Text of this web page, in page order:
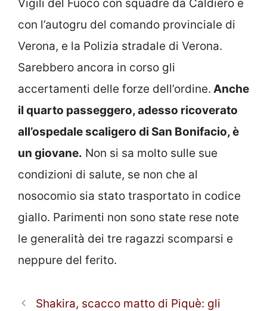
Vigili del Fuoco con squadre da Caldiero e
con l’autogru del comando provinciale di
Verona, e la Polizia stradale di Verona.
Sarebbero ancora in corso gli
accertamenti delle forze dell’ordine. Anche
il quarto passeggero, adesso ricoverato
all’ospedale scaligero di San Bonifacio, è
un giovane. Non si sa molto sulle sue
condizioni di salute, se non che al
nosocomio sia stato trasportato in codice
giallo. Parimenti non sono state rese note
le generalità dei tre ragazzi scomparsi e
neppure del ferito.
Shakira, scacco matto di Piquè: gli